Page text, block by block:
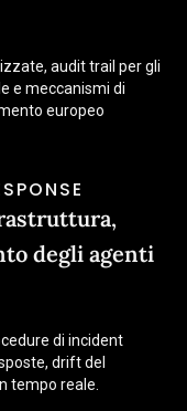
audit trail per gli
e meccanismi di
europeo
degli agenti
di incident
drift del
tempo reale.